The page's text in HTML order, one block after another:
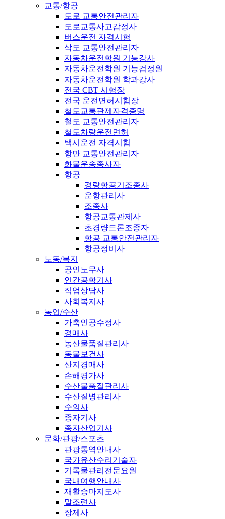
교통/항공
도로 교통안전관리자
도로교통사고감정사
버스운전 자격시험
삭도 교통안전관리자
자동차운전학원 기능강사
자동차운전학원 기능검정원
자동차운전학원 학과강사
전국 CBT 시험장
전국 운전면허시험장
철도교통관제자격증명
철도 교통안전관리자
철도차량운전면허
택시운전 자격시험
항만 교통안전관리자
화물운송종사자
항공
경량항공기조종사
운항관리사
조종사
항공교통관제사
초경량드론조종자
항공 교통안전관리자
항공정비사
노동/복지
공인노무사
인간공학기사
직업상담사
사회복지사
농업/수산
가축인공수정사
경매사
농산물품질관리사
동물보건사
산지경매사
손해평가사
수산물품질관리사
수산질병관리사
수의사
종자기사
종자산업기사
문화/관광/스포츠
관광통역안내사
국가유산수리기술자
기록물관리전문요원
국내여행안내사
재활승마지도사
말조련사
장제사